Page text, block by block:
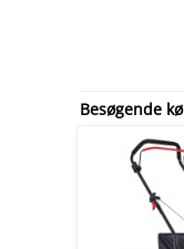
Besøgende